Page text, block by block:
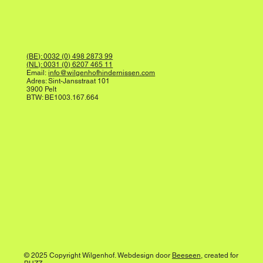
© 2025 Copyright Wilgenhof. Webdesign door Beeseen, created for
(BE): 0032 (0) 498 2873 99
(NL): 0031 (0) 6207 465 11
Email:info@wilgenhofhindernissen.com
Adres: Sint-Jansstraat 101
3900 Pelt
BTW: BE1003.167.664